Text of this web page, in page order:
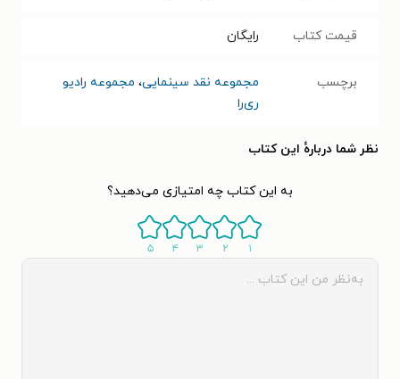
قیمت کتاب رایگان
برچسب مجموعه نقد سینمایی، مجموعه رادیو
ری‌را
نظر شما دربارهٔ این کتاب
به این کتاب چه امتیازی می‌دهید؟
۱ ۲ ۳ ۴ ۵